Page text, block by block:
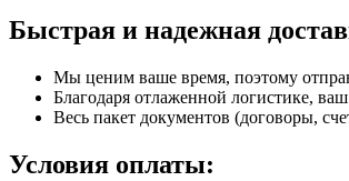
Быстрая и надежная
Мы ценим ваше время, поэтому
Благодаря отлаженной логистике,
Весь пакет документов (договоры,
Условия оплаты: